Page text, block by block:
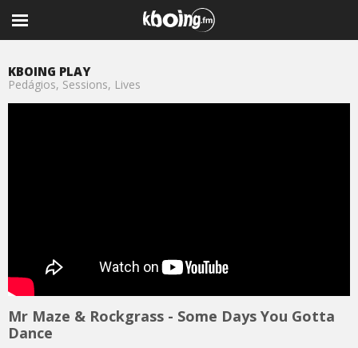
KBOING PLAY
Pedágios, Sessions, Lives
Mr Maze & Rockgrass - Some Days You Gotta
Dance